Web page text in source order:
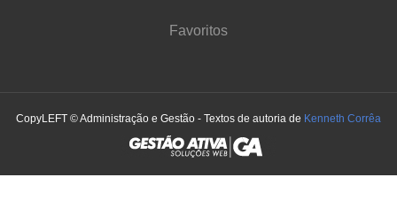
Favoritos
CopyLEFT © Administração e Gestão - Textos de autoria de Kenneth Corrêa